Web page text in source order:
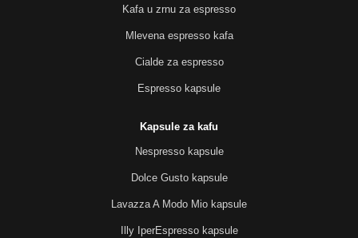
Kafa u zrnu za espresso
Mlevena espresso kafa
Cialde za espresso
Espresso kapsule
Kapsule za kafu
Nespresso kapsule
Dolce Gusto kapsule
Lavazza A Modo Mio kapsule
Illy IperEspresso kapsule